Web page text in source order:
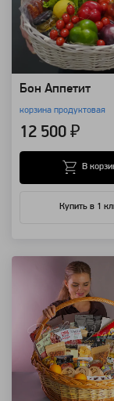
Бон Аппетит
корзина продуктовая
12 500 ₽
Купить в 1
В